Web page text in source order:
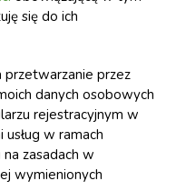
się do ich
przetwarzanie przez
danych osobowych
rejestracyjnym w
w ramach
zasadach w
wymienionych